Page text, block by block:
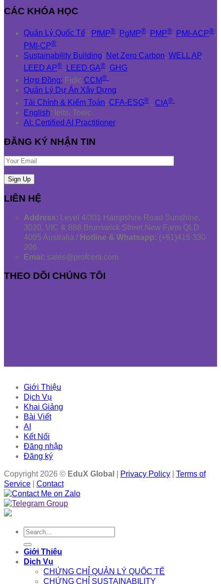
CÁC KHÓA HỌC
Quản Lý Quốc Tế : PfMP®, PgMP®, PMP®, PMI-ACP®,
PMI-CP®
Sustainability Building: Net Zero Carbon, WELL AP,
LEED AP® , LEED GA®, GHG
Hợp Đồng: Fidic CCM®
Quản Lý Dự Án Xây Dựng
Tài Chính & Kiểm Toán: CFA-ESG® , CIA®
English: Ielts, Toeic
AI: Certified AI Practitioner
ĐĂNG KÝ NHẬN TIN
LIÊN HỆ
Address: Level 4/301 Hampshire Road Sunshine,
3020, VIC & 888 Brunswick Street New Farm QLD
4005 Australia / Hotline & Whatsapp: (+61)415 330
206
Emai: sales@profcerti.com
THEO DÕI CHÚNG TÔI
Giới Thiệu
Dịch Vụ
Khai Giảng
Bài Viết
AI
Kết Nối
Đăng nhập
Đăng ký
Copyright 2026 © EduX Global Privacy Policy
Terms of
Service
Contact
Search
Giới Thiệu
Dịch Vụ
CHỨNG CHỈ QUẢN LÝ QUỐC TẾ
CHỨNG CHỈ SUSTAINABILITY